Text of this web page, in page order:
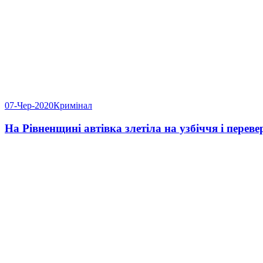
07-Чер-2020Кримінал
На Рівненщині автівка злетіла на узбіччя і